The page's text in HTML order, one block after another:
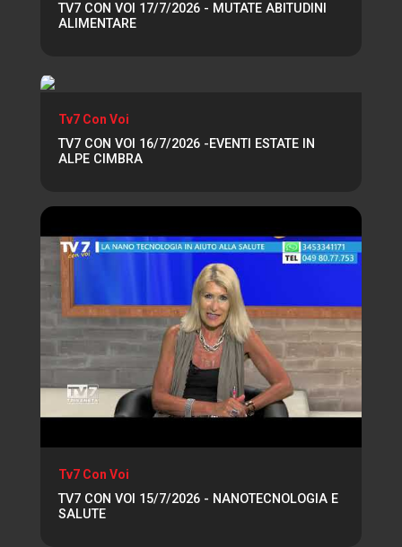
TV7 CON VOI 17/7/2026 - MUTATE ABITUDINI
ALIMENTARE
Tv7 Con Voi
TV7 CON VOI 16/7/2026 -EVENTI ESTATE IN
ALPE CIMBRA
Tv7 Con Voi
TV7 CON VOI 15/7/2026 - NANOTECNOLOGIA E
SALUTE